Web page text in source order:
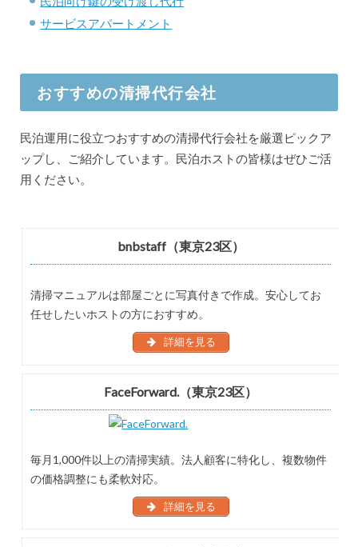
サービスアパートメント
おすすめの清掃代行会社
民泊運用に役立つおすすめの清掃代行会社を厳選ピックア
ップし、ご紹介しています。民泊ホストの皆様はぜひご活
用ください。
bnbstaff（東京23区）
清掃マニュアルは部屋ごとに写真付きで作成。安心してお
任せしたいホストの方におすすめ。
詳細を見る
FaceForward.（東京23区）
毎月1,000件以上の清掃実績。法人顧客に特化し、複数物件
の価格調整にも柔軟対応。
詳細を見る